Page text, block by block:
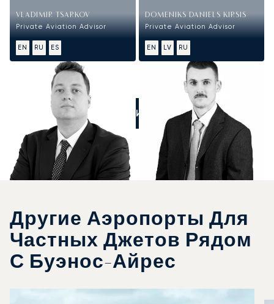
VLADIMIR TSARKOV
Private Aviation Advisor
EN RU ES
DOMENIKS DANIELS KIRSIS
Private Aviation Advisor
EN LV RU
ПОЗВОНИТЕ НАМ
Другие Аэропорты Для
Частных Джетов Рядом
С Буэнос-Айрес